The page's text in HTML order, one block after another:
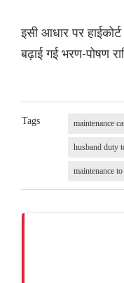
इसी आधार पर
बढ़ाई गई भरण-पोषण
Tags maintenance
husband duty
maintenance